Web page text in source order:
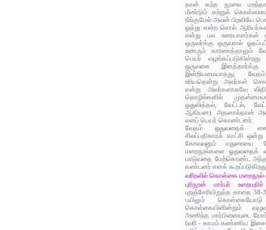
தான் கற்ற நூலை
மீண்டும் கற்றுக்
நீங்குமேல் அவன் பிறவியே
ஓத்து என்ற சொல்
என்று பல உரையாளர்கள்
ஒருவர்க்கு ஒருவரால்
உணரும் காரணத்தாலும்
பெயர்
ஒருவகை
இன்றியமையாதது;
உரியதென்று அவர்கள்
என்று அவர்களாகவே
தொழில்களில்
ஓதுவித்தல், வேட்டல்,
ஆகியன). அதனால்தான்
எனப் பெயர் கொண்டனர்.
வேதம் ஓதுவதைக்
சிலப்பதிகாரக் காட்சி
கோவலனும் மதுரையை
மறைநூல்களை ஓதுவதைக்
பாடுவதை மேற்கொண்ட
கண்டனர் எனக்
வரிநவில் கொள்கை மறைநூல்
புரிநூன் மார்பர்
புறஞ்சேரியிறுத்த காதை
பயிலும்
கொள்கையினின்றும்
அணிந்த மார்பினையுடை யோர்
(வரி - காமம் கண்ணிய